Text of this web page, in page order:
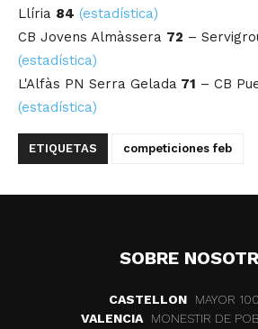
Llíria 84 (estadística)
CB Jovens Almàssera 72 –
(estadística)
L'Alfàs PN Serra Gelada 71 – CB
(estadística)
ETIQUETAS competiciones feb
SOBRE
CASTELLON
MAYOR
VALENCIA
MONESTIR DE